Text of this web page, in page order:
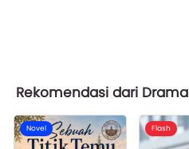
Rekomendasi dari Drama
Novel Flash